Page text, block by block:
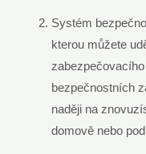
Systém
kterou můžete
bezpečnostních
naději na
domově nebo